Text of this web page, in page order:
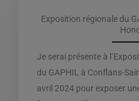
Exposition régionale du
Je serai présente à
du GAPHIL à Conflans-
avril 2024 pour exposer